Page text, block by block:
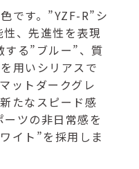
です。”YZF-R”シ
、先進性を表現
する”ブルー”、質
用いシリアスで
ットダークグレ
たなスピード感
ツの非日常感を
イト”を採用しま